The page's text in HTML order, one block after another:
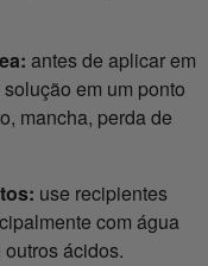
antes de aplicar em
em um ponto
mancha, perda de
use recipientes
com água
ácidos.